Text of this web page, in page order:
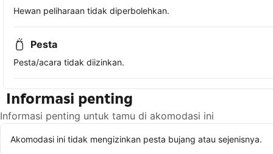
Hewan peliharaan tidak diperbolehkan.
Pesta
Pesta/acara tidak diizinkan.
Informasi penting
Informasi penting untuk tamu di akomodasi ini
Akomodasi ini tidak mengizinkan pesta bujang atau sejenisnya.